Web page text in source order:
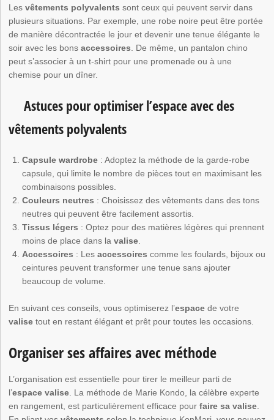
Lesvêtements polyvalents sont ceux qui peuvent servir dans
plusieurs situations. Par exemple, une robe noire peut être portée
de manière décontractée le jour et devenir une tenue élégante le
soir avec les bonsaccessoires. De même, un pantalon chino
peut s’associer à un t-shirt pour une promenade ou à une
chemise pour un dîner.
Astuces pour optimiser l’espace avec des
vêtements polyvalents
Capsule wardrobe : Adoptez la méthode de la garde-robe
capsule, qui limite le nombre de pièces tout en maximisant les
combinaisons possibles.
Couleurs neutres : Choisissez des vêtements dans des tons
neutres qui peuvent être facilement assortis.
Tissus légers : Optez pour des matières légères qui prennent
moins de place dans lavalise.
Accessoires : Lesaccessoires comme les foulards, bijoux ou
ceintures peuvent transformer une tenue sans ajouter
beaucoup de volume.
En suivant ces conseils, vous optimiserez l’espace de votre
valise tout en restant élégant et prêt pour toutes les occasions.
Organiser ses affaires avec méthode
L’organisation est essentielle pour tirer le meilleur parti de
l’espace valise. La méthode de Marie Kondo, la célèbre experte
en rangement, est particulièrement efficace pourfaire sa valise.